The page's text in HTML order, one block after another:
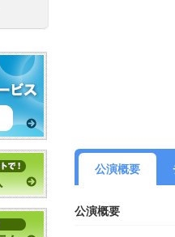
公演概要
公演概要